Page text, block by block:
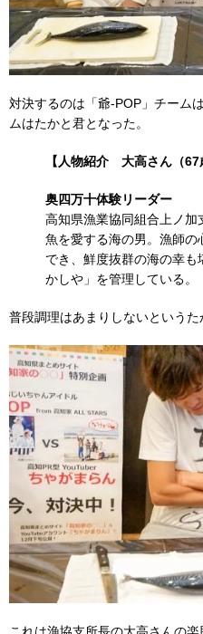
対決するのは「爺-POP」チーム
ムはたかと君となった。
【人物紹介 大高さん（67
奥四万十体験リーダー
高知県漁業協同組合上ノ加
魚を愛する海の男。漁師
でき、鮮度抜群の海の幸
かしや」を管理している。
普段調理はあまりしないというた